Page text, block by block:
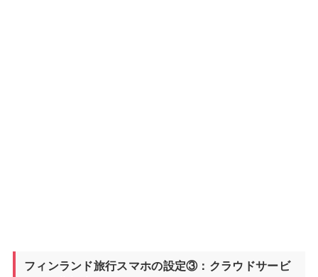
フィンランド旅行スマホの設定③：クラウドサービ